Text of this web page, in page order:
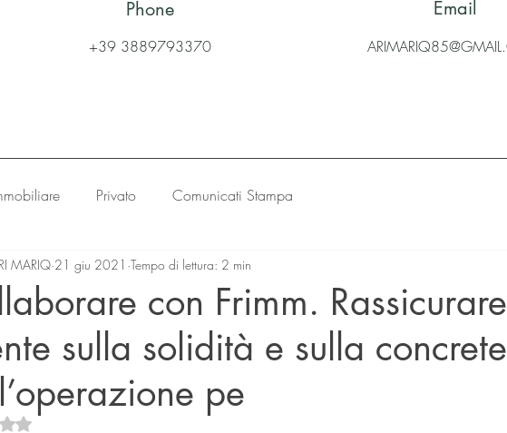
Phone
+39 3889793370
Email
Privato Comunicati Stampa
con Frimm.
sulla solidità e sulla
pe
MARIQ 21 giu 2021 Tempo di lettura: 2 min
NaN stelle su 5.